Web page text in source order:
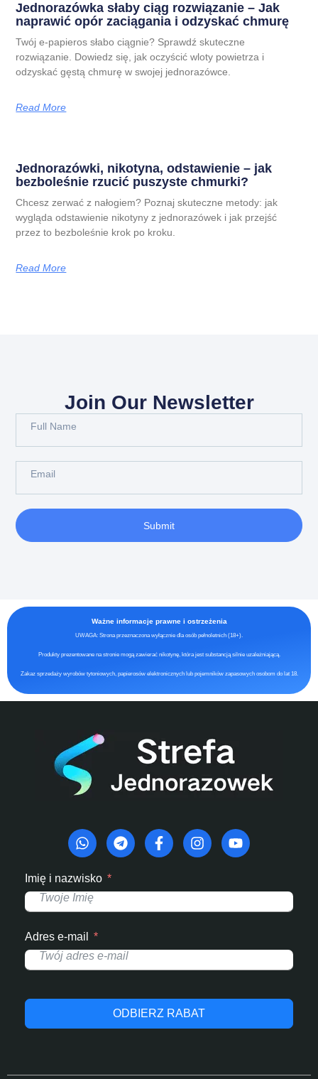
Jednorazówka słaby ciąg rozwiązanie – Jak
naprawić opór zaciągania i odzyskać chmurę
Twój e-papieros słabo ciągnie? Sprawdź skuteczne
rozwiązanie. Dowiedz się, jak oczyścić wloty powietrza i
odzyskać gęstą chmurę w swojej jednorazówce.
Read More
Jednorazówki, nikotyna, odstawienie – jak
bezboleśnie rzucić puszyste chmurki?
Chcesz zerwać z nałogiem? Poznaj skuteczne metody: jak
wygląda odstawienie nikotyny z jednorazówek i jak przejść
przez to bezboleśnie krok po kroku.
Read More
Join Our Newsletter
Submit
Ważne informacje prawne i ostrzeżenia
UWAGA: Strona przeznaczona wyłącznie dla osób pełnoletnich (18+).
Produkty prezentowane na stronie mogą zawierać nikotynę, która jest substancją silnie uzależniającą.
Zakaz sprzedaży wyrobów tytoniowych, papierosów elektronicznych lub pojemników zapasowych osobom do lat 18.
Imię i nazwisko
Adres e-mail
ODBIERZ RABAT